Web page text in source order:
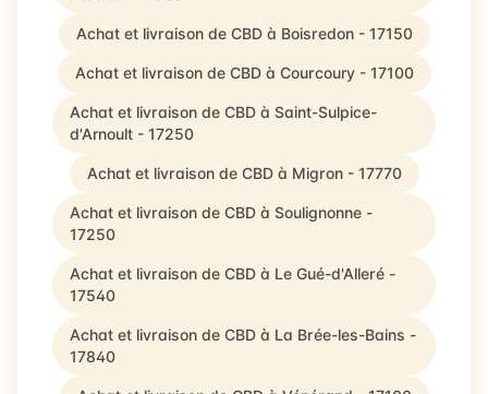
Achat et livraison de CBD à Boisredon - 17150
Achat et livraison de CBD à Courcoury - 17100
Achat et livraison de CBD à Saint-Sulpice-
d'Arnoult - 17250
Achat et livraison de CBD à Migron - 17770
Achat et livraison de CBD à Soulignonne -
17250
Achat et livraison de CBD à Le Gué-d'Alleré -
17540
Achat et livraison de CBD à La Brée-les-Bains -
17840